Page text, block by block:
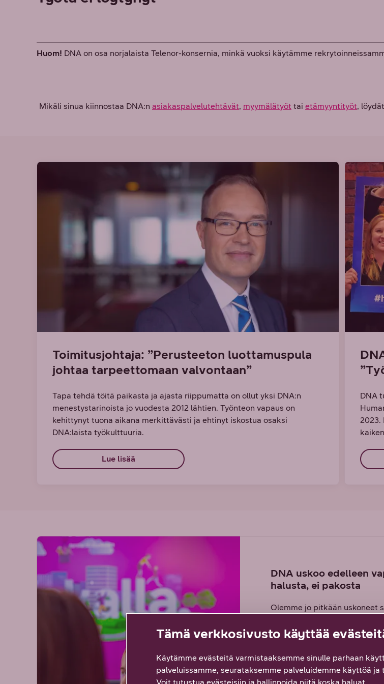
Huom! DNA on osa norjalaista Telenor-konsernia, minkä vuoksi käytämme
Mikäli sinua kiinnostaa DNA:n asiakaspalvelutehtävät, myymälätyöt tai etämyyntityöt,
Toimitusjohtaja: ”Perusteeton luottamuspula
johtaa tarpeettomaan valvontaan”
Tapa tehdä töitä paikasta ja ajasta riippumatta on ollut yksi DNA:n
menestystarinoista jo vuodesta 2012 lähtien. Työnteon vapaus on
kehittynyt tuona aikana merkittävästi ja ehtinyt iskostua osaksi
DNA:laista työkulttuuria.
Lue lisää
DNA
2023.
DNA uskoo edelleen
halusta, ei pakosta
Olemme jo pitkään uskoneet
tulevaisuuden työtapoihin,
Vaikka teemme töitä
parhaat ideat tuo
kirjastossa, mökillä,
Tämä verkkosivusto käyttää
Käytämme evästeitä varmistaaksemme sinulle parhaan
palveluissamme, seurataksemme palveluidemme käyttöä